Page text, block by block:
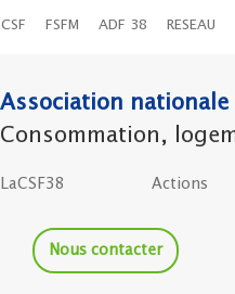
FSFM ADF 38 RESEAU
Association nationale
Consommation,
LaCSF38 Actions
Nous contacter